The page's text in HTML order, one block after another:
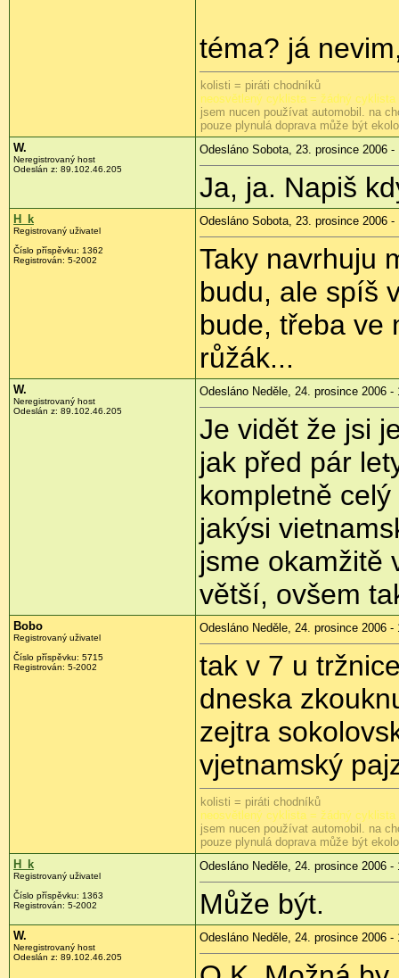
téma? já
kolisti = piráti chodníků
neosvětlený cyklista = žádný cyklista
jsem nucen používat automobil. na
pouze plynulá doprava může být
W.
Neregistrovaný host
Odeslán z: 89.102.46.205
Odesláno Sobota, 23. prosince 2006 -
Ja, ja. Napiš
H_k
Registrovaný uživatel
Číslo příspěvku: 1362
Registrován: 5-2002
Odesláno Sobota, 23. prosince 2006 -
Taky navrhuju
budu, ale spíš
bude, třeba ve
růžák...
W.
Neregistrovaný host
Odeslán z: 89.102.46.205
Odesláno Neděle, 24. prosince 2006 -
Je vidět že jsi
jak před pár
kompletně
jakýsi
jsme okamžitě
větší, ovšem
Bobo
Registrovaný uživatel
Číslo příspěvku: 5715
Registrován: 5-2002
Odesláno Neděle, 24. prosince 2006 -
tak v 7 u
dneska
zejtra
vjetnamský
kolisti = piráti chodníků
neosvětlený cyklista = žádný cyklista
jsem nucen používat automobil. na
pouze plynulá doprava může být
H_k
Registrovaný uživatel
Číslo příspěvku: 1363
Registrován: 5-2002
Odesláno Neděle, 24. prosince 2006 -
Může být.
W.
Neregistrovaný host
Odeslán z: 89.102.46.205
Odesláno Neděle, 24. prosince 2006 -